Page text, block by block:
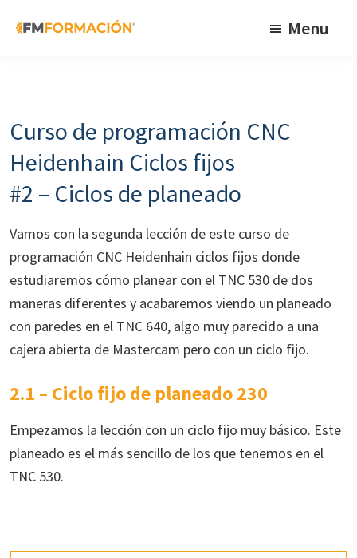
mecánica
Menu
Curso de programación CNC
Heidenhain Ciclos fijos
#2 – Ciclos de planeado
Vamos con la segunda lección de este curso de
programación CNC Heidenhain ciclos fijos donde
estudiaremos cómo planear con el TNC 530 de dos
maneras diferentes y acabaremos viendo un planeado
con paredes en el TNC 640, algo muy parecido a una
cajera abierta de Mastercam pero con un ciclo fijo.
2.1 – Ciclo fijo de planeado 230
Empezamos la lección con un ciclo fijo muy básico. Este
planeado es el más sencillo de los que tenemos en el
TNC 530.